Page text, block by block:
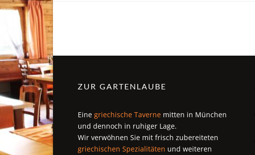
ZUR GARTENLAUBE
Eine griechische Taverne mitten in München
und dennoch in ruhiger Lage.
Wir verwöhnen Sie mit frisch zubereiteten
griechischen Spezialitäten und weiteren